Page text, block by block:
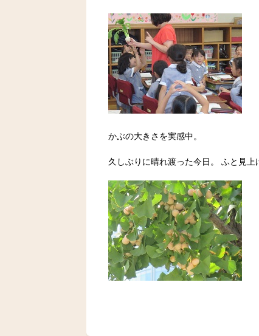
かぶの大きさを実感中。
久しぶりに晴れ渡った今日。 ふと見上